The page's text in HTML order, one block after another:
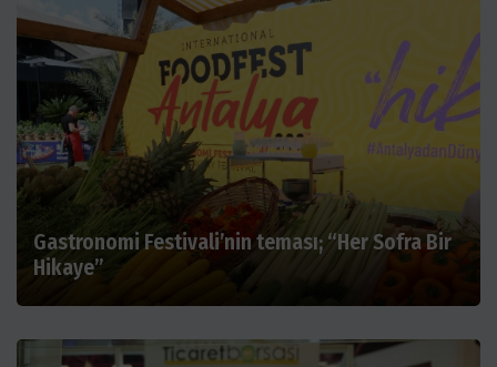
Gastronomi Festivali’nin teması; “Her Sofra Bir
Hikaye”